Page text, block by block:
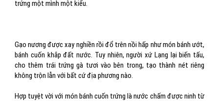
trứng một mình một kiểu.
Gạo nương được xay nghiền rồi đổ trên nồi hấp như món bánh ướt,
bánh cuốn khắp đất nước. Tuy nhiên, người xứ Lạng lại biến tấu,
cho thêm trái trứng gà tươi vào bên trong, tạo thành nét riêng
không trộn lẫn với bất cứ địa phương nào.
Hợp tuyệt vời với món bánh cuốn trứng là nước chấm được ninh từ